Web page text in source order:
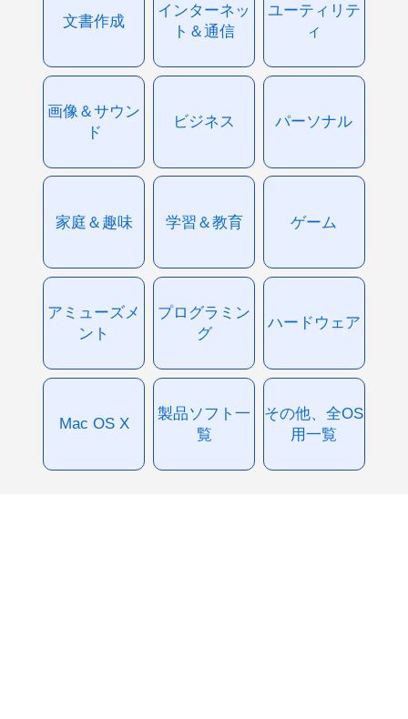
文書作成
インターネッ
ト＆通信
ユーティリテ
ィ
画像＆サウン
ド
ビジネス パーソナル
家庭＆趣味 学習＆教育 ゲーム
アミューズメ
ント
プログラミン
グ
ハードウェア
Mac OS X
製品ソフト一
覧
その他、全OS
用一覧